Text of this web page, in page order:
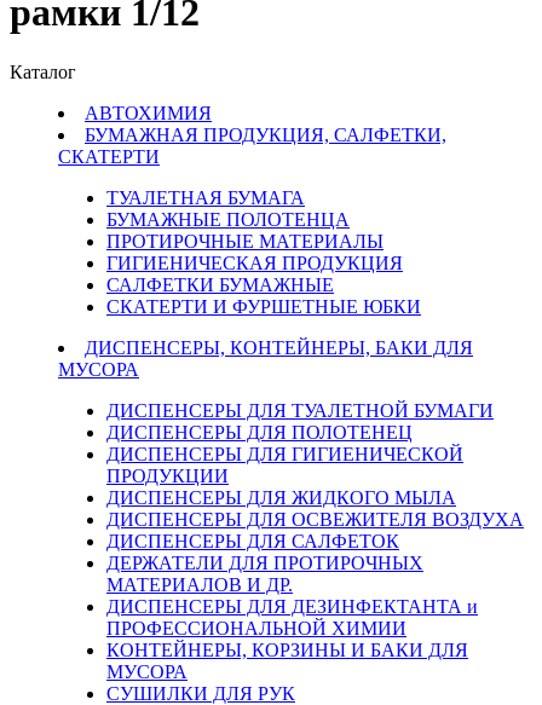
рамки 1/12
Каталог
АВТОХИМИЯ
БУМАЖНАЯ ПРОДУКЦИЯ, САЛФЕТКИ,
СКАТЕРТИ
ТУАЛЕТНАЯ БУМАГА
БУМАЖНЫЕ ПОЛОТЕНЦА
ПРОТИРОЧНЫЕ МАТЕРИАЛЫ
ГИГИЕНИЧЕСКАЯ ПРОДУКЦИЯ
САЛФЕТКИ БУМАЖНЫЕ
СКАТЕРТИ И ФУРШЕТНЫЕ ЮБКИ
ДИСПЕНСЕРЫ, КОНТЕЙНЕРЫ, БАКИ ДЛЯ
МУСОРА
ДИСПЕНСЕРЫ ДЛЯ ТУАЛЕТНОЙ БУМАГИ
ДИСПЕНСЕРЫ ДЛЯ ПОЛОТЕНЕЦ
ДИСПЕНСЕРЫ ДЛЯ ГИГИЕНИЧЕСКОЙ
ПРОДУКЦИИ
ДИСПЕНСЕРЫ ДЛЯ ЖИДКОГО МЫЛА
ДИСПЕНСЕРЫ ДЛЯ ОСВЕЖИТЕЛЯ ВОЗДУХА
ДИСПЕНСЕРЫ ДЛЯ САЛФЕТОК
ДЕРЖАТЕЛИ ДЛЯ ПРОТИРОЧНЫХ
МАТЕРИАЛОВ И ДР.
ДИСПЕНСЕРЫ ДЛЯ ДЕЗИНФЕКТАНТА и
ПРОФЕССИОНАЛЬНОЙ ХИМИИ
КОНТЕЙНЕРЫ, КОРЗИНЫ И БАКИ ДЛЯ
МУСОРА
СУШИЛКИ ДЛЯ РУК